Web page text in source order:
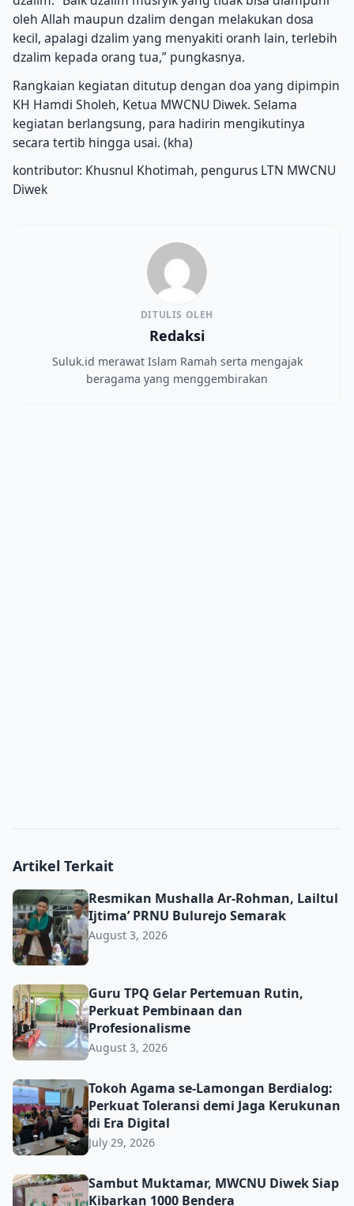
oleh Allah maupun dzalim dengan melakukan dosa
kecil, apalagi dzalim yang menyakiti oranh lain, terlebih
dzalim kepada orang tua,” pungkasnya.
Rangkaian kegiatan ditutup dengan doa yang dipimpin
KH Hamdi Sholeh, Ketua MWCNU Diwek. Selama
kegiatan berlangsung, para hadirin mengikutinya
secara tertib hingga usai. (kha)
kontributor: Khusnul Khotimah, pengurus LTN MWCNU
Diwek
DITULIS OLEH
Redaksi
Suluk.id merawat Islam Ramah serta mengajak
beragama yang menggembirakan
Artikel Terkait
Resmikan Mushalla Ar-Rohman, Lailtul Ijtima’ PRNU
Resmikan Mushalla Ar-Rohman, Lailtul
Ijtima’ PRNU Bulurejo Semarak
August 3, 2026
Guru TPQ Gelar Pertemuan Rutin, Perkuat Pembinaan
Guru TPQ Gelar Pertemuan Rutin,
Perkuat Pembinaan dan
Profesionalisme
August 3, 2026
Tokoh Agama se-Lamongan Berdialog: Perkuat
Tokoh Agama se-Lamongan Berdialog:
Perkuat Toleransi demi Jaga Kerukunan
di Era Digital
July 29, 2026
Sambut Muktamar, MWCNU Diwek Siap Kibarkan 1000
Sambut Muktamar, MWCNU Diwek Siap
Kibarkan 1000 Bendera